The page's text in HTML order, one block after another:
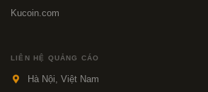
Kucoin.com
LIÊN HỆ QUẢNG CÁO
Hà Nội, Việt Nam